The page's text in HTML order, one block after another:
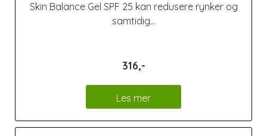
Skin Balance Gel SPF 25 kan redusere rynker og
samtidig...
316,-
Les mer